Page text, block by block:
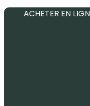
ACHETER EN